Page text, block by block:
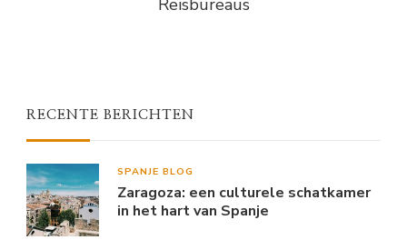
Reisbureaus
RECENTE BERICHTEN
SPANJE BLOG
Zaragoza: een culturele schatkamer
in het hart van Spanje